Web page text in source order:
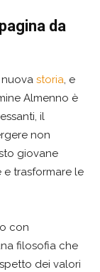
da
nuova storia, e
Almenno è
il
non
giovane
trasformare le
con
filosofia che
dei valori